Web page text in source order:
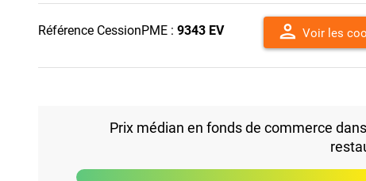
Référence CessionPME : 9343 EV person Voir les
Prix médian en fonds de commerce